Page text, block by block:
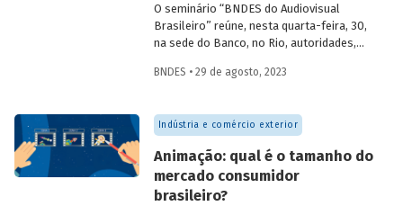
O seminário “BNDES do Audiovisual
Brasileiro” reúne, nesta quarta-feira, 30,
na sede do Banco, no Rio, autoridades,
discutir e propor ações para o setor
desenvolvimento nacional. Para saber
mais sobre a importância da retomada
dessa indústria para a economia do país,
entrevistamos Juca Ferreira, assessor da
presidência do BNDES e ex-Ministro de
Estado da Cultura.
BNDES • 29 de agosto, 2023
Indústria e comércio exterior
Animação: qual é o tamanho do
mercado consumidor
brasileiro?